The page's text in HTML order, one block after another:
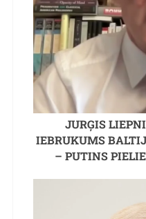
JURĢIS
IEBRUKUMS
– PUTINS